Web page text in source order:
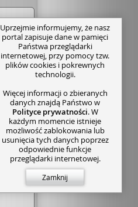
Uprzejmie informujemy, że nasz
portal zapisuje dane w pamięci
Państwa przeglądarki
internetowej, przy pomocy tzw.
plików cookies i pokrewnych
technologii.
Więcej informacji o zbieranych
danych znajdą Państwo w
Polityce prywatności. W
każdym momencie istnieje
możliwość zablokowania lub
usunięcia tych danych poprzez
odpowiednie funkcje
przeglądarki internetowej.
Zamknij